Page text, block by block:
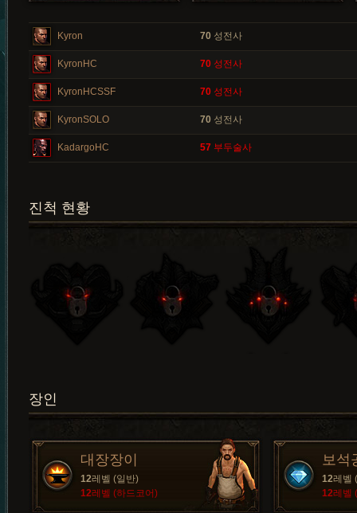
Kyron 70 성전사
KyronHC 70 성전사
KyronHCSSF 70 성전사
KyronSOLO 70 성전사
KadargoHC 57 부두술사
진척 현황
장인
대장장이
12레벨 (일반)
12레벨 (하드코어)
보석
12레벨
12레벨